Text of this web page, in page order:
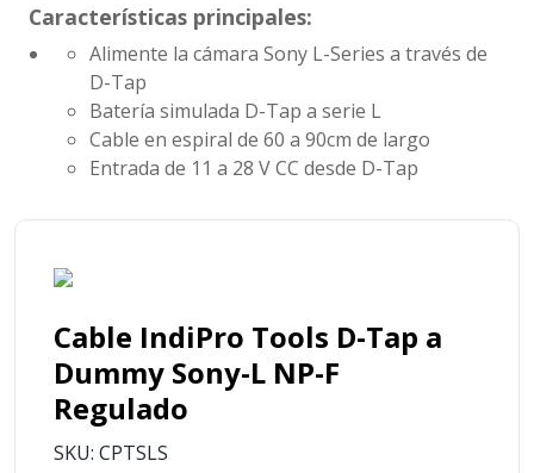
Características principales:
Alimente la cámara Sony L-Series a través de
D-Tap
Batería simulada D-Tap a serie L
Cable en espiral de 60 a 90cm de largo
Entrada de 11 a 28 V CC desde D-Tap
Cable IndiPro Tools D-Tap a
Dummy Sony-L NP-F
Regulado
SKU: CPTSLS